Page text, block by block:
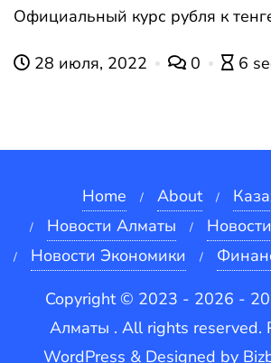
Официальный курс рубля к
28 июля, 2022 0 6
Home About
Новости Алматы
Новости Экономики
Copyright © 2023 - 2026 -
Алматы . All rights reserved.
WordPress & Designed by